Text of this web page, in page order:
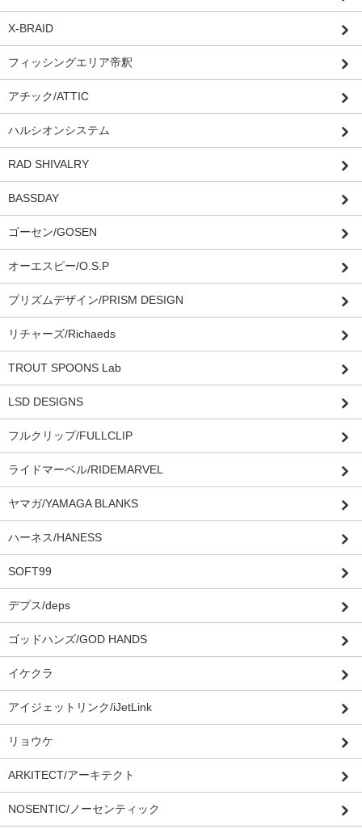
X-BRAID
フィッシングエリア帝釈
アチック/ATTIC
ハルシオンシステム
RAD SHIVALRY
BASSDAY
ゴーセン/GOSEN
オーエスピー/O.S.P
プリズムデザイン/PRISM DESIGN
リチャーズ/Richaeds
TROUT SPOONS Lab
LSD DESIGNS
フルクリップ/FULLCLIP
ライドマーベル/RIDEMARVEL
ヤマガ/YAMAGA BLANKS
ハーネス/HANESS
SOFT99
デプス/deps
ゴッドハンズ/GOD HANDS
イケクラ
アイジェットリンク/iJetLink
リョウケ
ARKITECT/アーキテクト
NOSENTIC/ノーセンティック